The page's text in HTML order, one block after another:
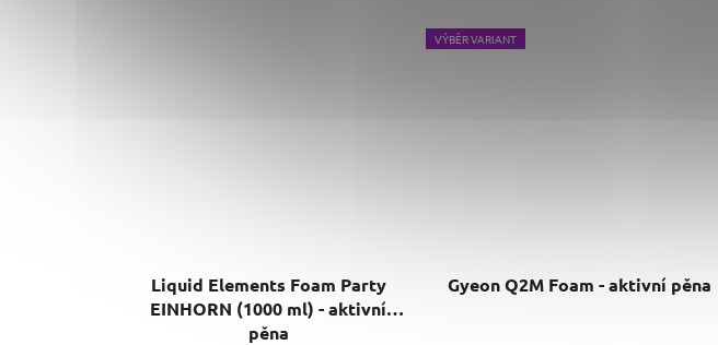
Liquid Elements Foam Party
EINHORN (1000 ml) - aktivní
pěna
VÝBĚR VARIANT
Gyeon Q2M Foam - aktivní pěna